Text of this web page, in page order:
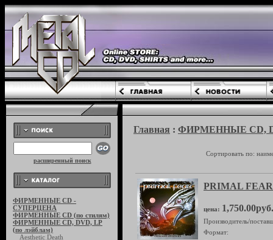
расширенный поиск
ФИРМЕННЫЕ CD -
СУПЕРЦЕНА
ФИРМЕННЫЕ CD (по стилям)
ФИРМЕННЫЕ CD, DVD, LP
(по лэйблам)
Aesthetic Death
Главная : ФИРМЕННЫЕ CD,
Сортировать по:
PRIMAL
цена: 1,750.00руб.
Производитель/
Формат: